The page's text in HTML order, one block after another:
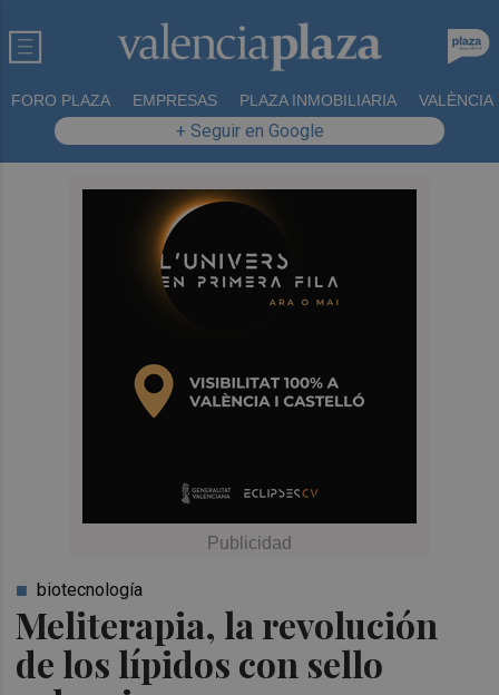
FORO PLAZA EMPRESAS PLAZA INMOBILIARIA VALÈNCIA
+ Seguir en Google
Meliterapia, la revolución
de los lípidos con sello
biotecnología